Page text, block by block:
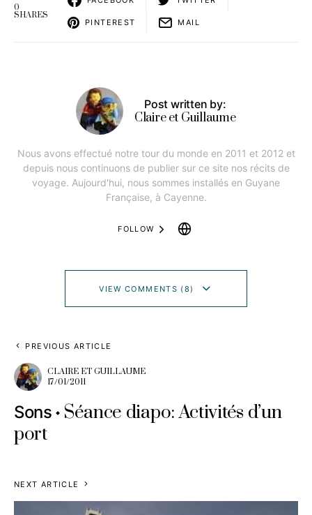
0
SHARES
PINTEREST MAIL
Post written by:
Claire et Guillaume
Nous avons effectué notre tour du monde en 2011 et 2012 et
depuis nous continuons de publier sur ce site nos récits de
voyage. Aujourd'hui, nous sommes installés en Guyane
Française, à Cayenne.
FOLLOW
VIEW COMMENTS (8)
PREVIOUS ARTICLE
CLAIRE ET GUILLAUME
17/01/2011
Sons
Séance diapo: Activités d’un
port
NEXT ARTICLE